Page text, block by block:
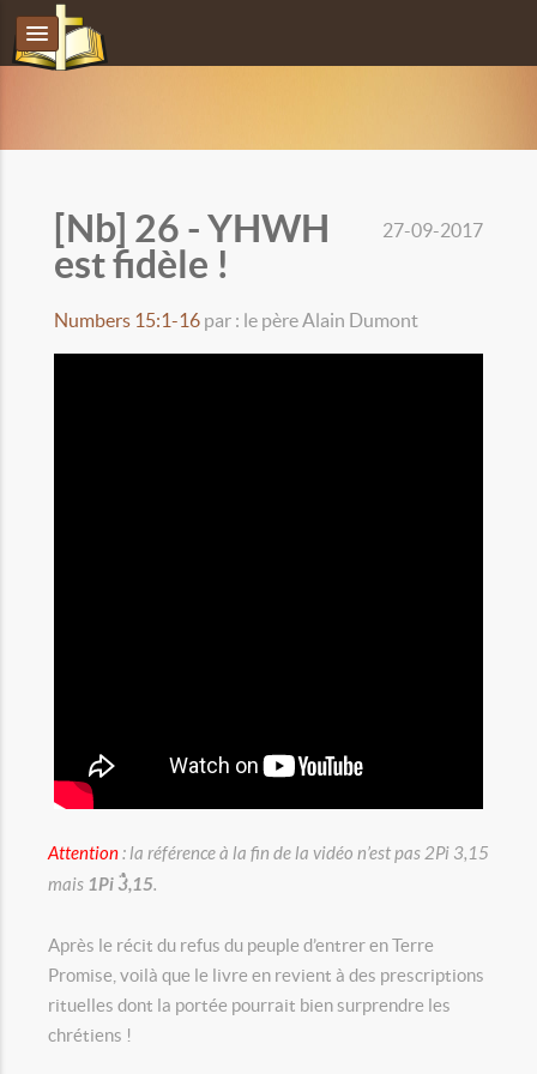
27-09-2017
[Nb] 26 - YHWH
est fidèle !
Numbers 15:1-16 par : le père Alain Dumont
Attention: la référence à la fin de la vidéo n’est pas 2Pi 3,15
mais 1Pi 3,15.
Après le récit du refus du peuple d’entrer en Terre
Promise, voilà que le livre en revient à des prescriptions
rituelles dont la portée pourrait bien surprendre les
chrétiens !